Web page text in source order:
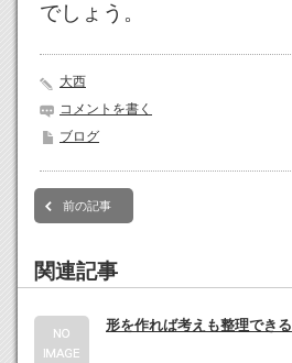
でしょう。
大西
コメントを書く
ブログ
前の記事
関連記事
形を作れば考えも整理できる